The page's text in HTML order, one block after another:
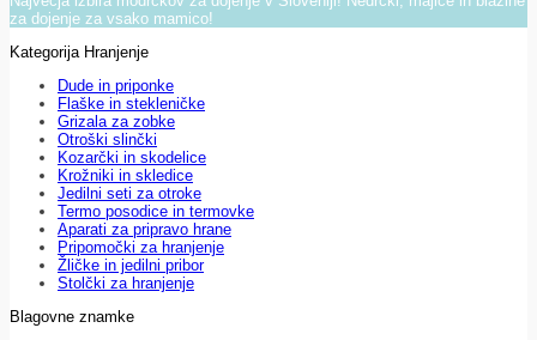
za dojenje za vsako mamico!
Kategorija Hranjenje
Dude in priponke
Flaške in stekleničke
Grizala za zobke
Otroški slinčki
Kozarčki in skodelice
Krožniki in skledice
Jedilni seti za otroke
Termo posodice in termovke
Aparati za pripravo hrane
Pripomočki za hranjenje
Žličke in jedilni pribor
Stolčki za hranjenje
Blagovne znamke